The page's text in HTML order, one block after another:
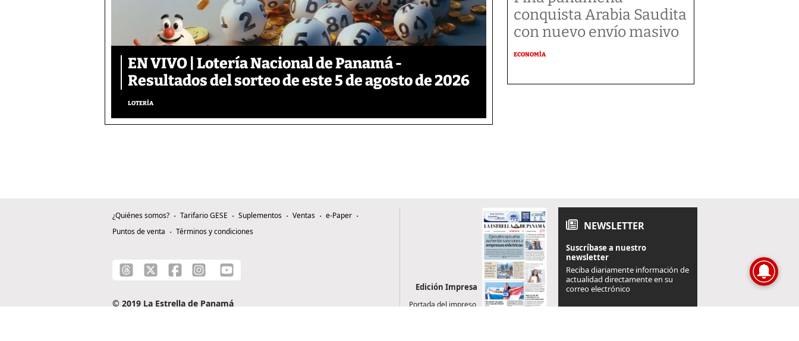
EN VIVO | Lotería Nacional de Panamá -
Resultados del sorteo de este 5 de agosto de 2026
LOTERÍA
conquista Arabia Saudita
con nuevo envío masivo
ECONOMÍA
¿Quiénes somos? Tarifario GESE Suplementos Ventas
e-Paper
Puntos de venta
Términos y condiciones
© 2019 La Estrella de Panamá
Edición Impresa
Portada del impreso
NEWSLETTER
Suscríbase a nuestro
newsletter
Reciba diariamente información de
actualidad directamente en su
correo electrónico